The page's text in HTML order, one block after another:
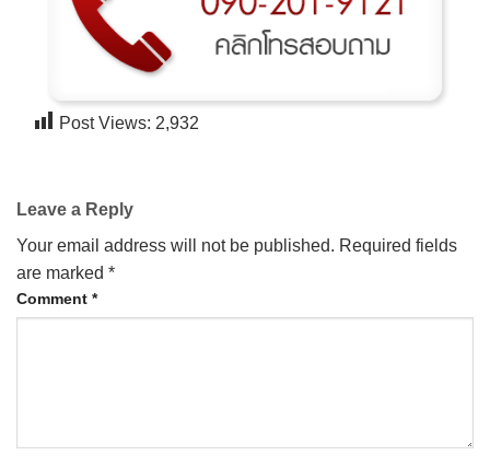
Post Views: 2,932
Leave a Reply
Your email address will not be published. Required fields
are marked *
Comment *